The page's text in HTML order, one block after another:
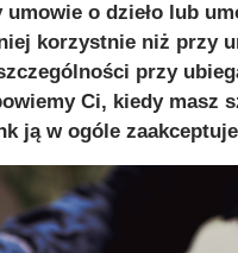
o dzieło lub
korzystnie niż przy
przy
Ci, kiedy masz
ją w ogóle